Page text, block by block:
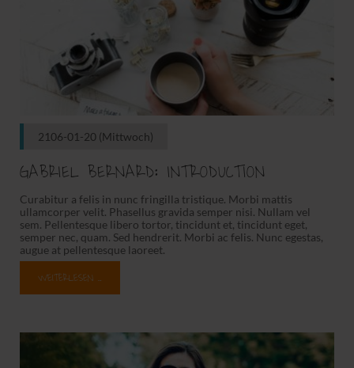
2106-01-20 (Mittwoch)
GABRIEL BERNARD: INTRODUCTION
Curabitur a felis in nunc fringilla tristique. Morbi mattis
ullamcorper velit. Phasellus gravida semper nisi. Nullam vel
sem. Pellentesque libero tortor, tincidunt et, tincidunt eget,
semper nec, quam. Sed hendrerit. Morbi ac felis. Nunc egestas,
augue at pellentesque laoreet.
WEITERLESEN …